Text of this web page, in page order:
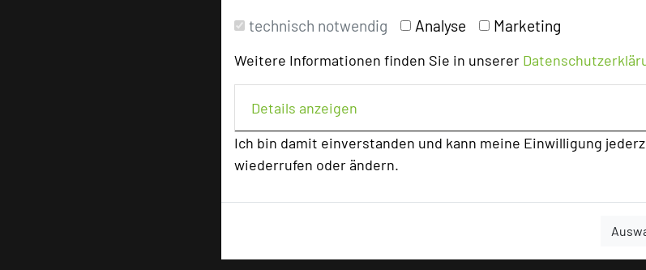
technisch notwendig Analyse Marketing
Weitere Informationen finden Sie in unserer
Details anzeigen
Ich bin damit einverstanden und kann meine Einwilligung
wiederrufen oder ändern.